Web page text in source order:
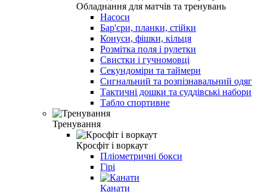
Обладнання для матчів та тренувань
Насоси
Бар'єри, планки, стійки
Конуси, фішки, кільця
Розмітка поля і рулетки
Свистки і гучномовці
Секундоміри та таймери
Сигнальний та розпізнавальний одяг
Тактичні дошки та суддівські набори
Табло спортивне
Тренування
Кросфіт і воркаут
Пліометричні бокси
Гірі
Канати